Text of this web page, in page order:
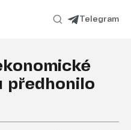
Telegram
předhonilo